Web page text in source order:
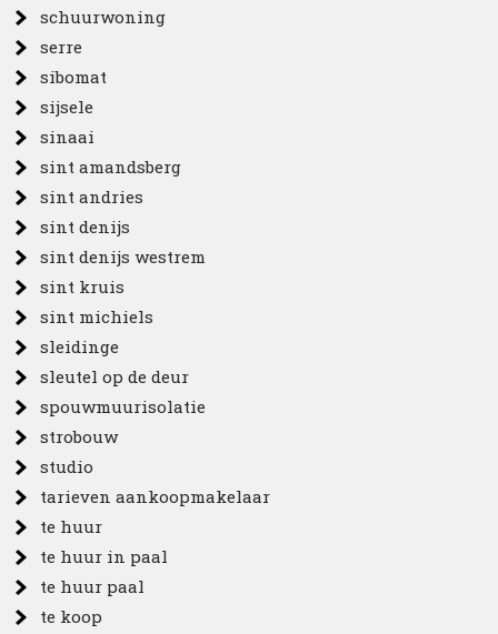
schuurwoning
serre
sibomat
sijsele
sinaai
sint amandsberg
sint andries
sint denijs
sint denijs westrem
sint kruis
sint michiels
sleidinge
sleutel op de deur
spouwmuurisolatie
strobouw
studio
tarieven aankoopmakelaar
te huur
te huur in paal
te huur paal
te koop